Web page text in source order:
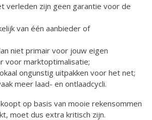
verleden zijn geen garantie voor de
van één aanbieder of
niet primair voor jouw eigen
voor marktoptimalisatie;
ongunstig uitpakken voor het net;
meer laad- en ontlaadcycli.
op basis van mooie rekensommen
moet dus extra kritisch zijn.